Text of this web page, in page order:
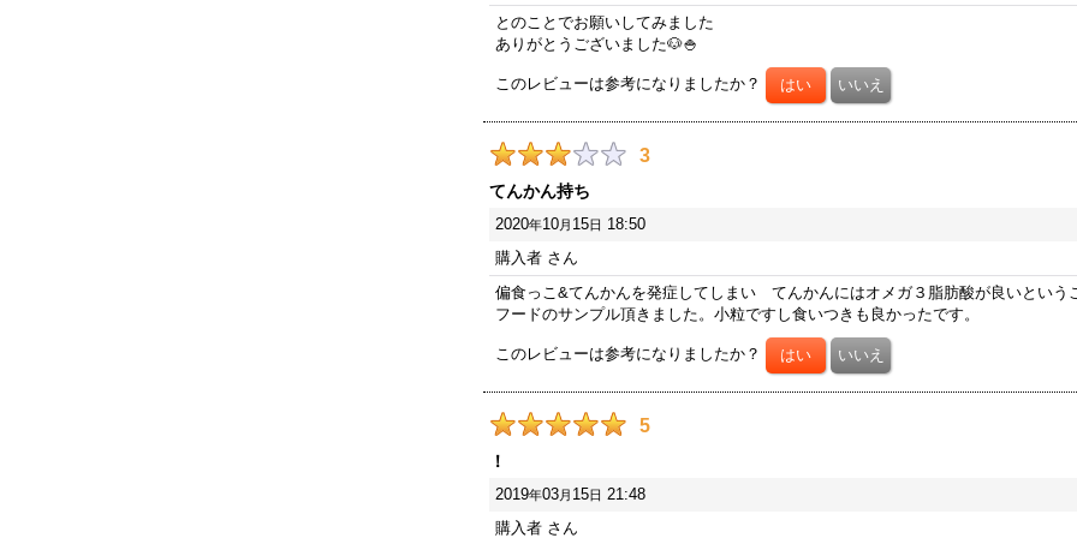
とのことでお願いしてみました
ありがとうございました🐶🍚
このレビューは参考になりましたか？
3
てんかん持ち
2020年10月 15日 18:50
購入者 さん
偏食っこ&てんかんを発症してしまい てんかんにはオメガ３脂肪酸が良いという
フードのサンプル頂きました。小粒ですし食いつきも良かったです。
このレビューは参考になりましたか？
5
！
2019年03月 15日 21:48
購入者 さん